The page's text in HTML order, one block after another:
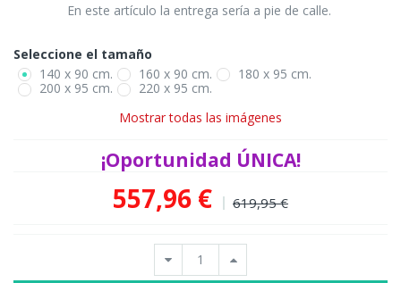
En este artículo la entrega sería a pie de calle.
Seleccione el tamaño
140 x 90 cm.
160 x 90 cm.
180 x 95 cm.
200 x 95 cm.
220 x 95 cm.
Mostrar todas las imágenes
¡Oportunidad ÚNICA!
557,96 € 619,95 €